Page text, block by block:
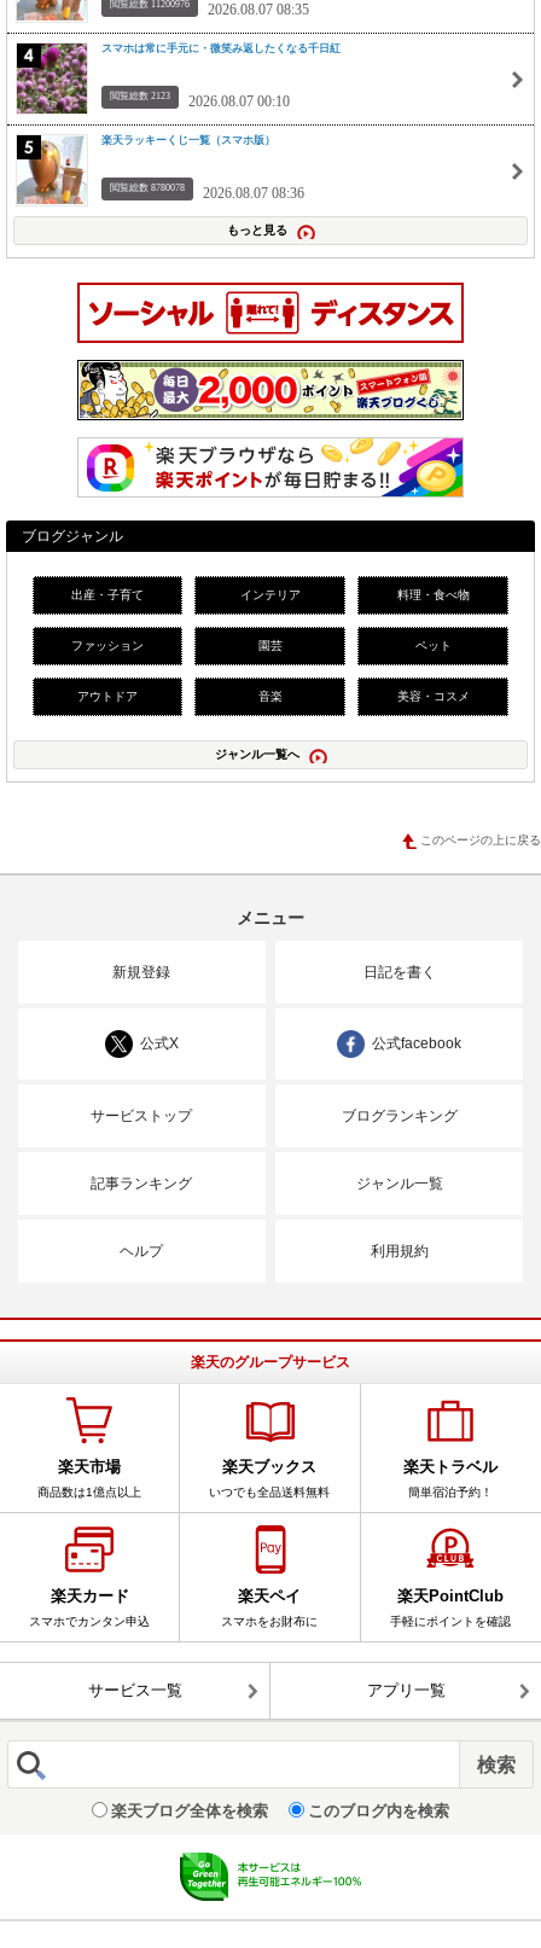
閲覧総数 11200976 2026.08.07 08:35
スマホは常に手元に・微笑み返したくなる千日紅
閲覧総数 2123 2026.08.07 00:10
楽天ラッキーくじ一覧（スマホ版）
閲覧総数 8780078 2026.08.07 08:36
もっと見る
ブログジャンル
出産・子育て インテリア 料理・食べ物
ファッション 園芸 ペット
アウトドア 音楽 美容・コスメ
ジャンル一覧へ
このページの上に戻る
メニュー
新規登録 日記を書く
公式X 公式facebook
サービストップ ブログランキング
記事ランキング ジャンル一覧
ヘルプ 利用規約
楽天のグループサービス
楽天市場
商品数は1億点以上
楽天ブックス
いつでも全品送料無料
楽天トラベル
簡単宿泊予約！
楽天カード
スマホでカンタン申込
楽天ペイ
スマホをお財布に
楽天PointClub
手軽にポイントを確認
サービス一覧 アプリ一覧
楽天ブログ全体を検索 このブログ内を検索